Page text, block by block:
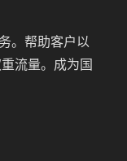
。帮助客户以
流量。成为国